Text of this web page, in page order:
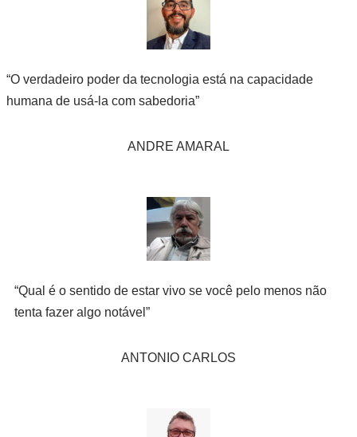
“O verdadeiro poder da tecnologia está na capacidade
humana de usá-la com sabedoria”
ANDRE AMARAL
“Qual é o sentido de estar vivo se você pelo menos não
tenta fazer algo notável”
ANTONIO CARLOS